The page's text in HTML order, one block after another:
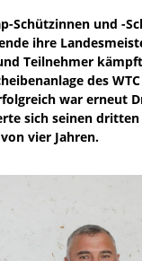
Schützinnen und -
ihre
Teilnehmer
des
war erneut
sich seinen
vier Jahren.